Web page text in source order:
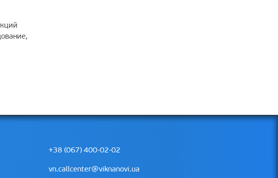
+38 (067) 400-02-02
vn.callcenter@viknanovi.ua